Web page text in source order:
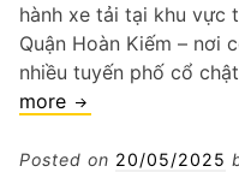
hành xe tải tại khu vực
Quận Hoàn Kiếm – nơi
nhiều tuyến phố cổ
more Vá
tải
Posted on 20/05/2025